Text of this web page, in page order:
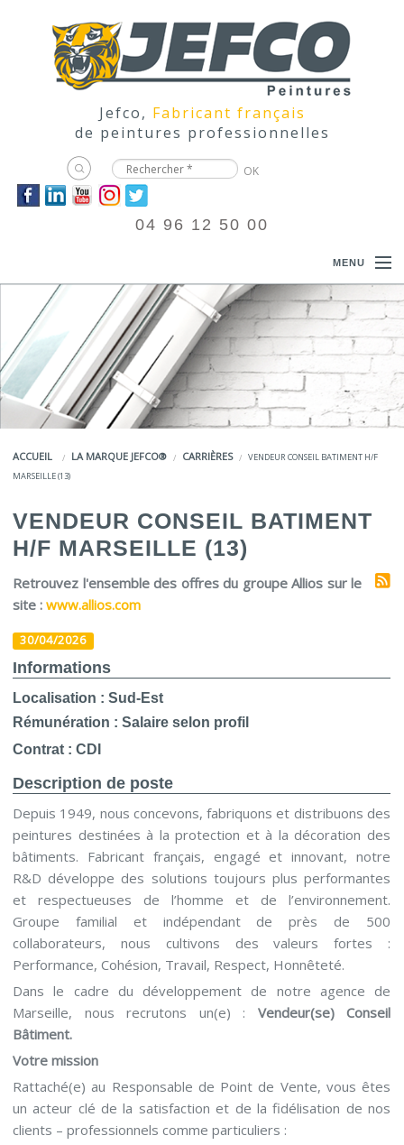
Jefco, Fabricant français
de peintures professionnelles
04 96 12 50 00
MENU
ACCUEIL
PRODUITS
DOCUMENTATIONS
COULEURS
ACCUEIL LA MARQUE JEFCO® CARRIÈRES
VENDEUR CONSEIL BATIMENT H/F
MARSEILLE (13)
VENDEUR CONSEIL BATIMENT
H/F MARSEILLE (13)
Retrouvez l'ensemble des offres du groupe Allios sur le
site :www.allios.com
30/04/2026
Informations
Localisation : Sud-Est
Rémunération : Salaire selon profil
Contrat : CDI
Description de poste
Depuis 1949, nous concevons, fabriquons et distribuons des
peintures destinées à la protection et à la décoration des
bâtiments. Fabricant français, engagé et innovant, notre
R&D développe des solutions toujours plus performantes
et respectueuses de l’homme et de l’environnement.
Groupe familial et indépendant de près de 500
collaborateurs, nous cultivons des valeurs fortes :
Performance, Cohésion, Travail, Respect, Honnêteté.
Dans le cadre du développement de notre agence de
Marseille, nous recrutons un(e) : Vendeur(se) Conseil
Bâtiment.
Votre mission
Rattaché(e) au Responsable de Point de Vente, vous êtes
un acteur clé de la satisfaction et de la fidélisation de nos
clients – professionnels comme particuliers :